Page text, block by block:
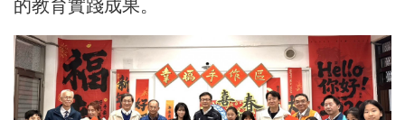
的教育實踐成果。